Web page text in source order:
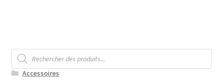
Recherche
de
produits
Accessoires